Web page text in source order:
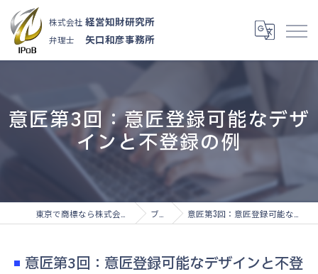
株式会社 経営知財研究所
弁理士 矢口和彦事務所
意匠第3回：意匠登録可能なデザ
インと不登録の例
ブログ 意匠第3回：意匠登録可能なデザインと不登録の例
意匠第3回：意匠登録可能なデザインと不登